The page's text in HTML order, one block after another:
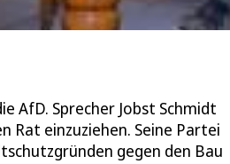
AfD. Sprecher Jobst Schmidt
Rat einzuziehen. Seine Partei
gegen den Bau